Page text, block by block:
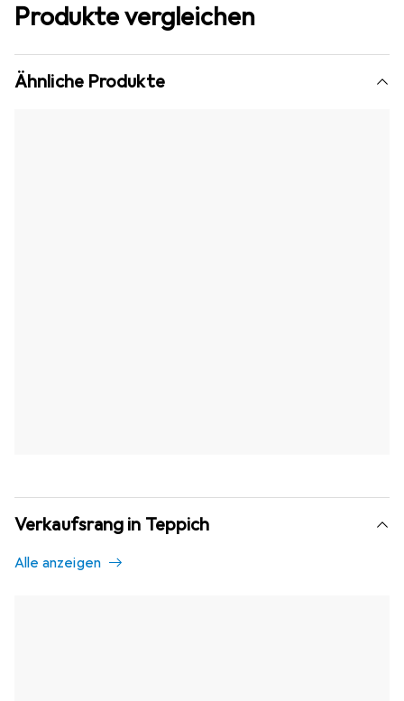
Produkte vergleichen
Ähnliche Produkte
Verkaufsrang in Teppich
Alle anzeigen